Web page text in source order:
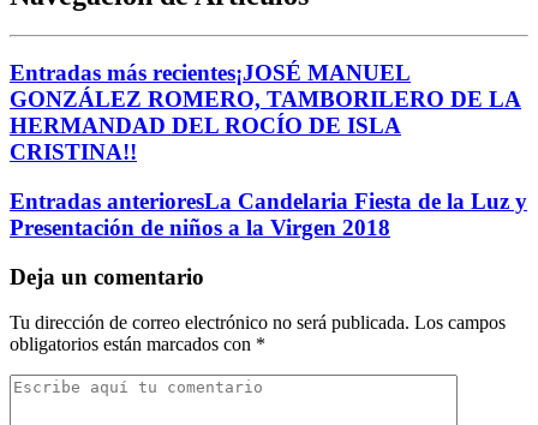
Entradas más recientes¡JOSÉ MANUEL
GONZÁLEZ ROMERO, TAMBORILERO DE LA
HERMANDAD DEL ROCÍO DE ISLA
CRISTINA!!
Entradas anterioresLa Candelaria Fiesta de la Luz y
Presentación de niños a la Virgen 2018
Deja un comentario
Tu dirección de correo electrónico no será publicada. Los campos
obligatorios están marcados con *